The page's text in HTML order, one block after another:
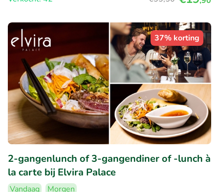
37% korting
2-gangenlunch of 3-gangendiner of -lunch à
la carte bij Elvira Palace
Vandaag Morgen